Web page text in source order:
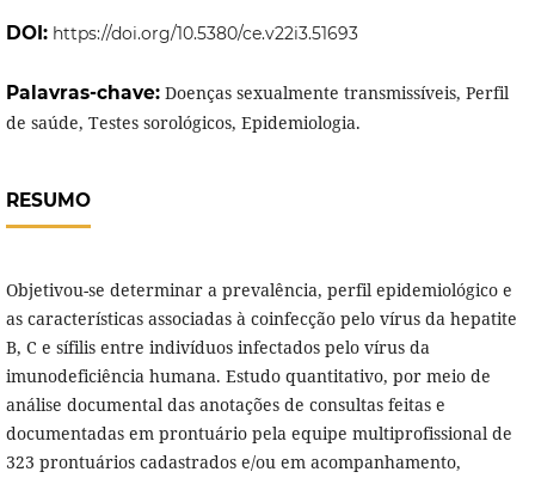
DOI: https://doi.org/10.5380/ce.v22i3.51693
Palavras-chave: Doenças sexualmente transmissíveis, Perfil
de saúde, Testes sorológicos, Epidemiologia.
RESUMO
Objetivou-se determinar a prevalência, perfil epidemiológico e
as características associadas à coinfecção pelo vírus da hepatite
B, C e sífilis entre indivíduos infectados pelo vírus da
imunodeficiência humana. Estudo quantitativo, por meio de
análise documental das anotações de consultas feitas e
documentadas em prontuário pela equipe multiprofissional de
323 prontuários cadastrados e/ou em acompanhamento,